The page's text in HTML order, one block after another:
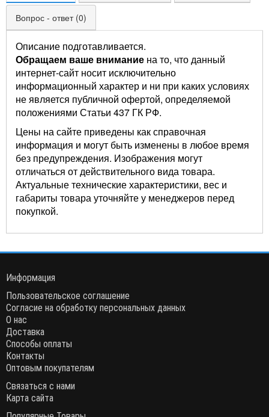
Вопрос - ответ (0)
Описание подготавливается.
Обращаем ваше внимание на то, что данный
интернет-сайт носит исключительно
информационный характер и ни при каких условиях
не является публичной офертой, определяемой
положениями Статьи 437 ГК РФ.
Цены на сайте приведены как справочная
информация и могут быть изменены в любое время
без предупреждения. Изображения могут
отличаться от действительного вида товара.
Актуальные технические характеристики, вес и
габариты товара уточняйте у менеджеров перед
покупкой.
Информация
Пользовательское соглашение
Согласие на обработку персональных данных
О нас
Доставка
Способы оплаты
Контакты
Оптовым покупателям
Связаться с нами
Карта сайта